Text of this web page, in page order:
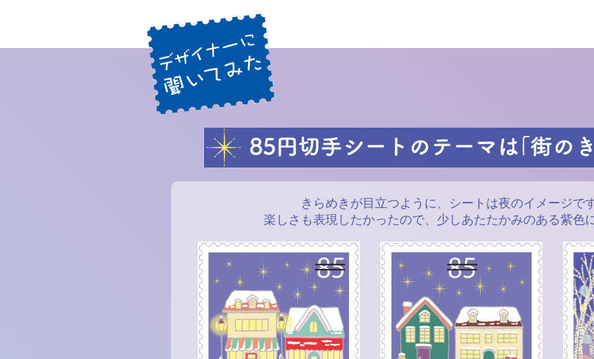
きらめきが目立つように、シートは夜のイメージです
楽しさも表現したかったので、少しあたたかみのある紫色